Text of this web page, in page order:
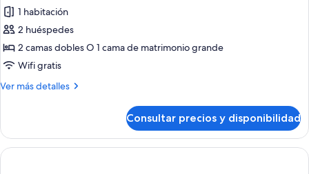
1 habitación
2 huéspedes
2 camas dobles O 1 cama de matrimonio grande
Wifi gratis
Ver más detalles
Más
junior,
vistas
al
Consultar precios y disponibilidad